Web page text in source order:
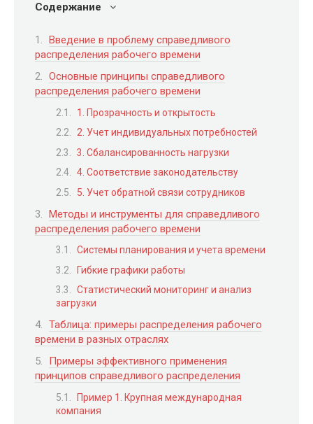
Содержание
Введение в проблему справедливого
распределения рабочего времени
Основные принципы справедливого
распределения рабочего времени
1. Прозрачность и открытость
2. Учет индивидуальных потребностей
3. Сбалансированность нагрузки
4. Соответствие законодательству
5. Учет обратной связи сотрудников
Методы и инструменты для справедливого
распределения рабочего времени
Системы планирования и учета времени
Гибкие графики работы
Статистический мониторинг и анализ
загрузки
Таблица: примеры распределения рабочего
времени в разных отраслях
Примеры эффективного применения
принципов справедливого распределения
Пример 1. Крупная международная
компания